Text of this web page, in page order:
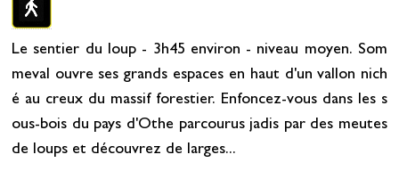
Le sentier du loup - 3h45 environ - niveau moyen. Som
meval ouvre ses grands espaces en haut d'un vallon nich
é au creux du massif forestier. Enfoncez-vous dans les s
ous-bois du pays d'Othe parcourus jadis par des meutes
de loups et découvrez de larges...